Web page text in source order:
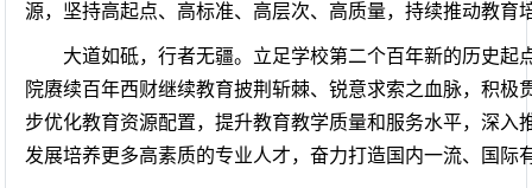
源，坚持高起点、高标准、高层次、高质量，持续推动教
大道如砥，行者无疆。立足学校第二个百年新的历史
院赓续百年西财继续教育披荆斩棘、锐意求索之血脉，积
步优化教育资源配置，提升教育教学质量和服务水平，深
发展培养更多高素质的专业人才，奋力打造国内一流、国